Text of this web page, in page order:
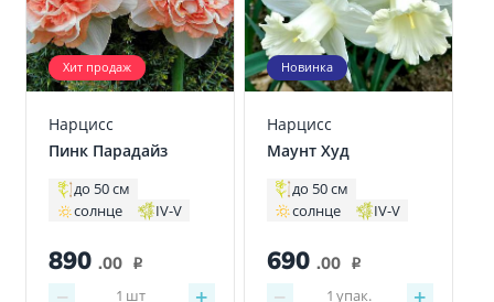
Хит продаж
Нарцисс
Пинк Парадайз
до 50 см
солнце
IV-V
890 .00 i
1 шт
Новинка
Нарцисс
Маунт Худ
до 50 см
солнце
IV-V
690 .00 i
1 упак.